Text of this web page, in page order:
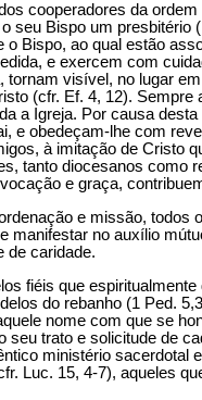
cooperadores da
seu Bispo um
o Bispo, ao qual estão
e exercem com
tornam visível, no lugar
(cfr. Ef. 4, 12).
a Igreja. Por causa
e obedeçam-lhe com
à imitação de Cristo
tanto diocesanos como
e graça,
e missão,
manifestar no auxílio
de caridade.
fiéis que
do rebanho (1 Ped.
nome com que se
seu trato e solicitude de
ministério sacerdotal
Luc. 15, 4-7), aqueles